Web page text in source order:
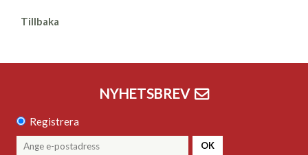
Tillbaka
NYHETSBREV
Registrera
OK